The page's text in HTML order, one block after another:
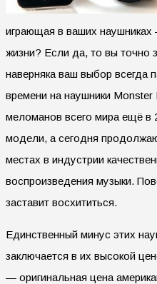
играющая в ваших
жизни? Если да, то вы точно
наверняка ваш выбор всегда
времени на наушники
меломанов всего мира ещё в
модели, а сегодня
местах в индустрии
воспроизведения музыки.
заставит восхититься.
Единственный минус этих
заключается в их высокой
— оригинальная цена